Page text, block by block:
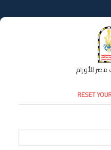
للأورام
RESET